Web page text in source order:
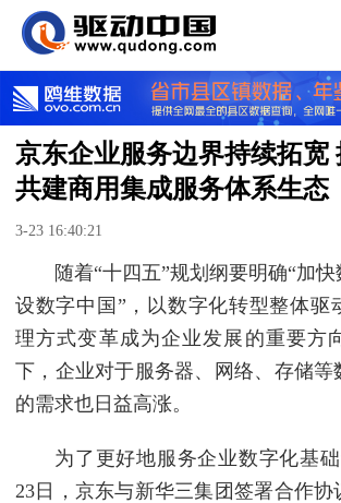
京东企业服务边界持续拓宽
共建商用集成服务体系生态
3-23 16:40:21
随着“十四五”规划纲要明确“加
设数字中国”，以数字化转型整体驱
理方式变革成为企业发展的重要方
下，企业对于服务器、网络、存储等
的需求也日益高涨。
为了更好地服务企业数字化基
23日，京东与新华三集团签署合作协